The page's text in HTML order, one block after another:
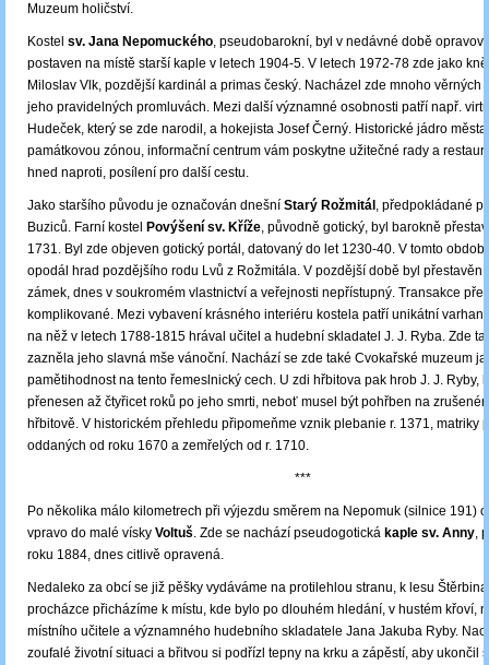
Muzeum holičství.
Kostel sv. Jana Nepomuckého, pseudobarokní, byl v nedávné době
postaven na místě starší kaple v letech 1904-5. V letech 1972-78 zde jako
Miloslav Vlk, pozdější kardinál a primas český. Nacházel zde mnoho věrných
jeho pravidelných promluvách. Mezi další významné osobnosti patří např.
Hudeček, který se zde narodil, a hokejista Josef Černý. Historické jádro
památkovou zónou, informační centrum vám poskytne užitečné rady a
hned naproti, posílení pro další cestu.
Jako staršího původu je označován dnešní Starý Rožmitál , předpokládané
Buziců. Farní kostel
Povýšení sv. Kříže, původně gotický, byl barokně
1731. Byl zde objeven gotický portál, datovaný do let 1230-40. V tomto
opodál hrad pozdějšího rodu Lvů z Rožmitála. V pozdější době byl přestavěn
zámek, dnes v soukromém vlastnictví a veřejnosti nepřístupný. Transakce
komplikované. Mezi vybavení krásného interiéru kostela patří unikátní
na něž v letech 1788-1815 hrával učitel a hudební skladatel J. J. Ryba. Zde
zazněla jeho slavná mše vánoční. Nachází se zde také Cvokařské muzeum
pamětihodnost na tento řemeslnický cech. U zdi hřbitova pak hrob J. J. Ryby,
přenesen až čtyřicet roků po jeho smrti, neboť musel být pohřben na
hřbitově. V historickém přehledu připomeňme vznik plebanie r. 1371, matriky
oddaných od roku 1670 a zemřelých od r. 1710.
***
Po několika málo kilometrech při výjezdu směrem na Nepomuk (silnice 191)
vpravo do malé vísky Voltuš. Zde se nachází pseudogotická kaple sv. Anny,
roku 1884, dnes citlivě opravená.
Nedaleko za obcí se již pěšky vydáváme na protilehlou stranu, k lesu
procházce přicházíme k místu, kde bylo po dlouhém hledání, v hustém křoví,
místního učitele a významného hudebního skladatele Jana Jakuba Ryby.
zoufalé životní situaci a břitvou si podřízl tepny na krku a zápěstí, aby ukončil